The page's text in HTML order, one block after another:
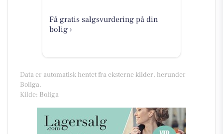
Få gratis salgsvurdering på din
bolig ›
Data er automatisk hentet fra eksterne kilder, herunder
Boliga.
Kilde: Boliga